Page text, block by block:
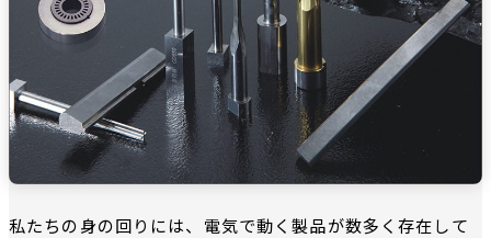
私たちの身の回りには、電気で動く製品が数多く存在して